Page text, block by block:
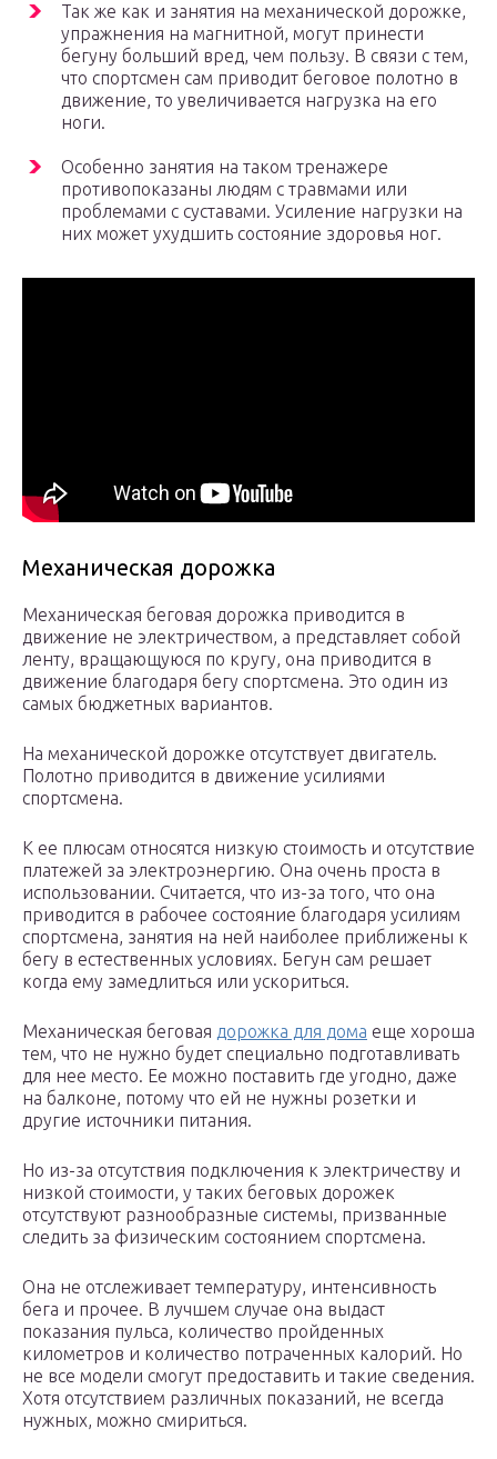
Так же как и занятия на механической дорожке,
упражнения на магнитной, могут принести
бегуну больший вред, чем пользу. В связи с тем,
что спортсмен сам приводит беговое полотно в
движение, то увеличивается нагрузка на его
ноги.
Особенно занятия на таком тренажере
противопоказаны людям с травмами или
проблемами с суставами. Усиление нагрузки на
них может ухудшить состояние здоровья ног.
Механическая дорожка
Механическая беговая дорожка приводится в
движение не электричеством, а представляет собой
ленту, вращающуюся по кругу, она приводится в
движение благодаря бегу спортсмена. Это один из
самых бюджетных вариантов.
На механической дорожке отсутствует двигатель.
Полотно приводится в движение усилиями
спортсмена.
К ее плюсам относятся низкую стоимость и отсутствие
платежей за электроэнергию. Она очень проста в
использовании. Считается, что из-за того, что она
приводится в рабочее состояние благодаря усилиям
спортсмена, занятия на ней наиболее приближены к
бегу в естественных условиях. Бегун сам решает
когда ему замедлиться или ускориться.
Механическая беговая дорожка для дома еще хороша
тем, что не нужно будет специально подготавливать
для нее место. Ее можно поставить где угодно, даже
на балконе, потому что ей не нужны розетки и
другие источники питания.
Но из-за отсутствия подключения к электричеству и
низкой стоимости, у таких беговых дорожек
отсутствуют разнообразные системы, призванные
следить за физическим состоянием спортсмена.
Она не отслеживает температуру, интенсивность
бега и прочее. В лучшем случае она выдаст
показания пульса, количество пройденных
километров и количество потраченных калорий. Но
не все модели смогут предоставить и такие сведения.
Хотя отсутствием различных показаний, не всегда
нужных, можно смириться.